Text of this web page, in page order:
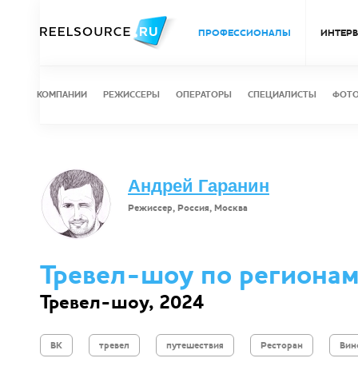
ПРОФЕССИОНАЛЫ
КОМПАНИИ РЕЖИССЕРЫ ОПЕРАТОРЫ СПЕЦИАЛИСТЫ
Андрей Гаранин
Режиссер, Россия, Москва
Тревел-шоу по
Тревел-шоу, 2024
ВК тревел путешествия Ресторан